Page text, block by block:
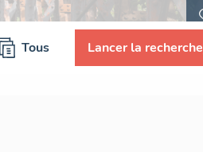
Tous Lancer la recherche